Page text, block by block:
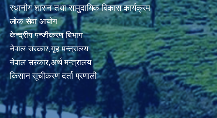
स्थानीय शासन तथा सामुदायिक विकास कार्यक्रम
लोक सेवा आयोग
केन्द्रीय पन्जीकरण बिभाग
नेपाल सरकार,गृह मन्त्रालय
नेपाल सरकार,अर्थ मन्त्रालय
किसान सूचीकरण दर्ता प्रणाली